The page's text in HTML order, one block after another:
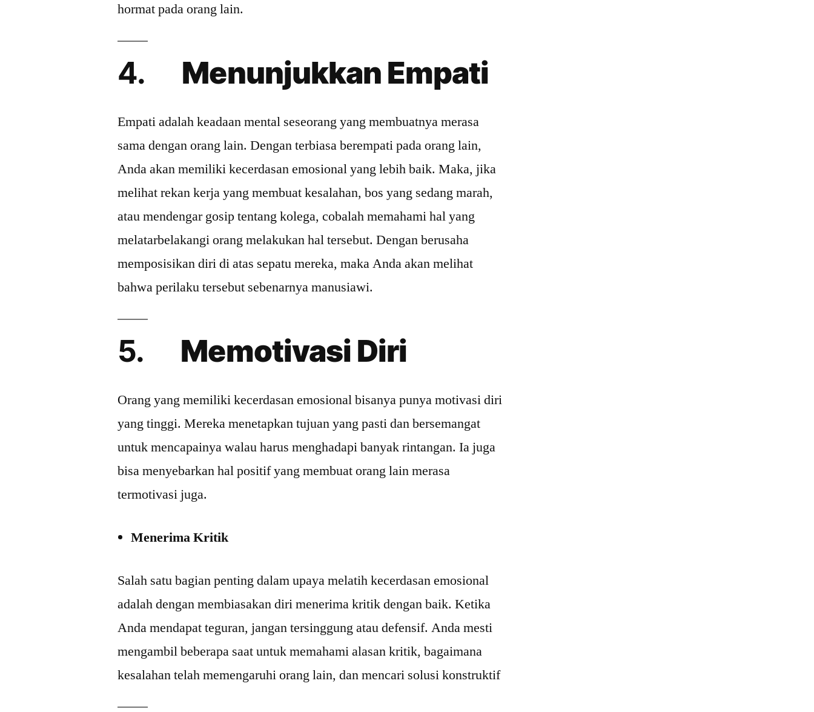
hormat pada orang lain.
4. Menunjukkan Empati
Empati adalah keadaan mental seseorang yang membuatnya merasa
sama dengan orang lain. Dengan terbiasa berempati pada orang lain,
Anda akan memiliki kecerdasan emosional yang lebih baik. Maka, jika
melihat rekan kerja yang membuat kesalahan, bos yang sedang marah,
atau mendengar gosip tentang kolega, cobalah memahami hal yang
melatarbelakangi orang melakukan hal tersebut. Dengan berusaha
memposisikan diri di atas sepatu mereka, maka Anda akan melihat
bahwa perilaku tersebut sebenarnya manusiawi.
5. Memotivasi Diri
Orang yang memiliki kecerdasan emosional bisanya punya motivasi diri
yang tinggi. Mereka menetapkan tujuan yang pasti dan bersemangat
untuk mencapainya walau harus menghadapi banyak rintangan. Ia juga
bisa menyebarkan hal positif yang membuat orang lain merasa
termotivasi juga.
Menerima Kritik
Salah satu bagian penting dalam upaya melatih kecerdasan emosional
adalah dengan membiasakan diri menerima kritik dengan baik. Ketika
Anda mendapat teguran, jangan tersinggung atau defensif. Anda mesti
mengambil beberapa saat untuk memahami alasan kritik, bagaimana
kesalahan telah memengaruhi orang lain, dan mencari solusi konstruktif